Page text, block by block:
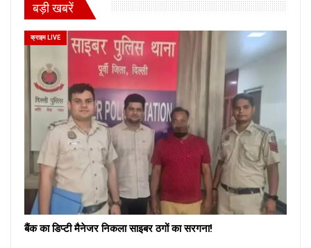
बड़ी खबरें
क्राइम LIVE
बैंक का डिप्टी मैनेजर निकला साइबर ठगों का सरगना!